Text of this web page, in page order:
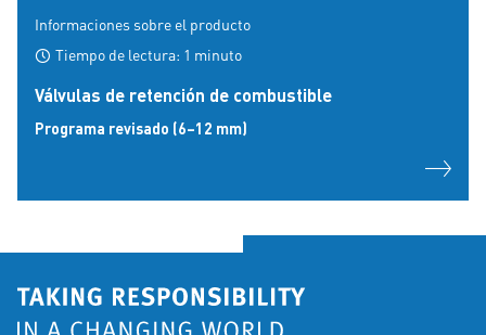
Informaciones sobre el producto
Tiempo de lectura: 1 minuto
Válvulas de retención de combustible
Programa revisado (6–12 mm)